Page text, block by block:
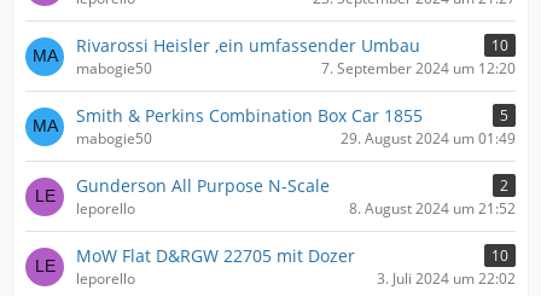
Rivarossi Heisler ,ein umfassender Umbau
10
mabogie50
7. September 2024 um 12:20
Smith & Perkins Combination Box Car 1855
5
mabogie50
29. August 2024 um 01:49
Gunderson All Purpose N-Scale
2
leporello
8. August 2024 um 21:52
MoW Flat D&RGW 22705 mit Dozer
10
leporello
3. Juli 2024 um 22:02